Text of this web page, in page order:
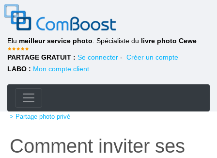
Elu meilleur service photo . Spécialiste du livre photo Cewe
PARTAGE GRATUIT : Se connecter - Créer un compte
LABO : Mon compte client
> Partage photo privé
Comment inviter ses